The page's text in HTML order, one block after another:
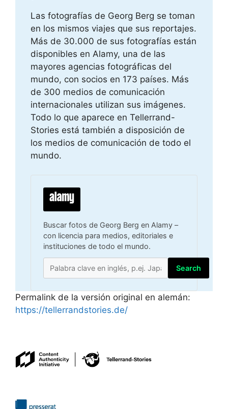
Las fotografías de Georg Berg se toman
en los mismos viajes que sus reportajes.
Más de 30.000 de sus fotografías están
disponibles en Alamy, una de las
mayores agencias fotográficas del
mundo, con socios en 173 países. Más
de 300 medios de comunicación
internacionales utilizan sus imágenes.
Todo lo que aparece en Tellerrand-
Stories está también a disposición de
los medios de comunicación de todo el
mundo.
Buscar fotos de Georg Berg en Alamy –
con licencia para medios, editoriales e
instituciones de todo el mundo.
Search
Permalink de la versión original en alemán:
https://tellerrandstories.de/